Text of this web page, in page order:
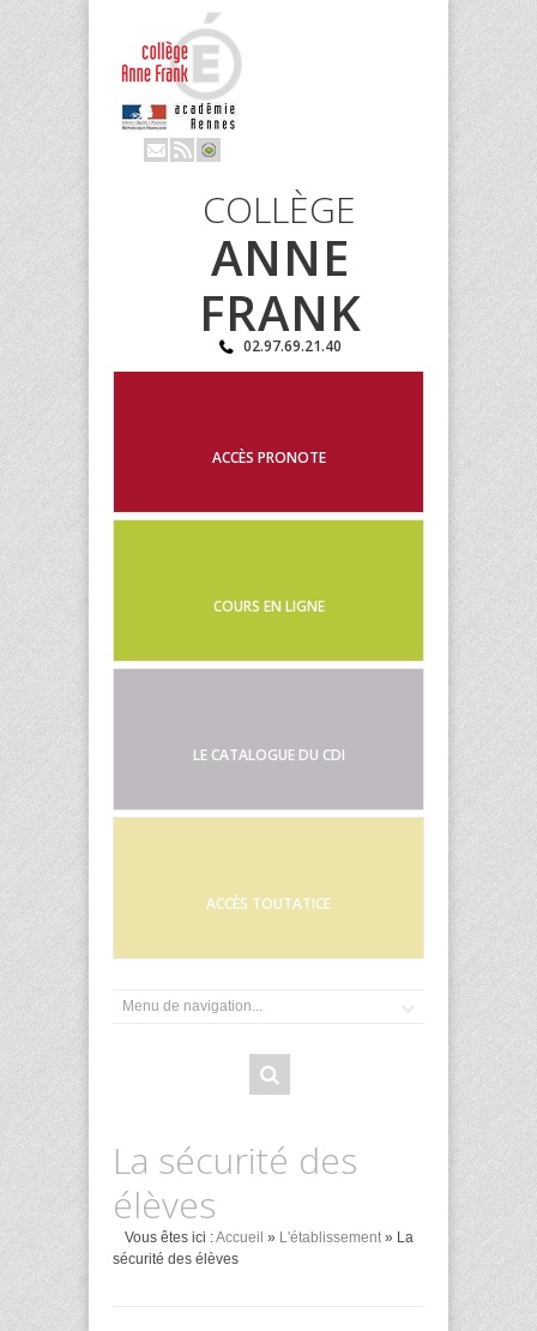
COLLÈGE
ANNE
FRANK
02.97.69.21.40
ACCÈS PRONOTE
COURS EN LIGNE
LE CATALOGUE DU CDI
ACCÈS TOUTATICE
La sécurité des
élèves
Vous êtes ici :Accueil » L'établissement» La
sécurité des élèves